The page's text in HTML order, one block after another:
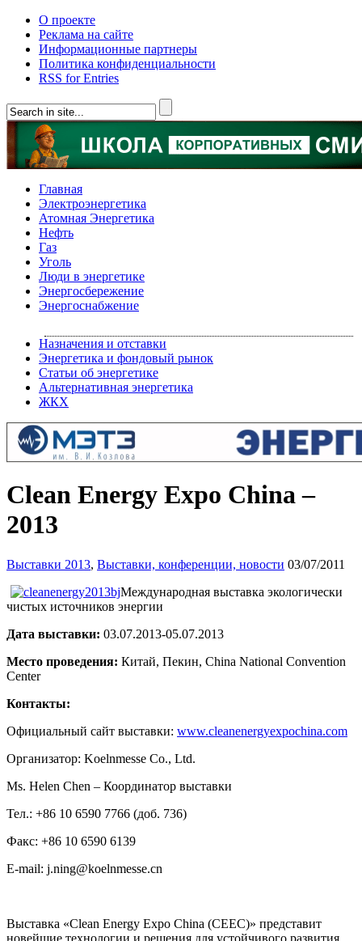
О проекте
Реклама на сайте
Информационные партнеры
Политика конфиденциальности
RSS for Entries
Главная
Электроэнергетика
Атомная Энергетика
Нефть
Газ
Уголь
Люди в энергетике
Энергосбережение
Энергоснабжение
Назначения и отставки
Энергетика и фондовый рынок
Статьи об энергетике
Альтернативная энергетика
ЖКХ
Clean Energy Expo China –
2013
Выставки 2013, Выставки, конференции, новости 03/07/2011
Международная выставка экологически
чистых источников энергии
Дата выставки: 03.07.2013-05.07.2013
Место проведения: Китай, Пекин, China National Convention
Center
Контакты:
Официальный сайт выставки: www.cleanenergyexpochina.com
Организатор: Koelnmesse Co., Ltd.
Ms. Helen Chen – Координатор выставки
Тел.: +86 10 6590 7766 (доб. 736)
Факс: +86 10 6590 6139
E-mail: j.ning@koelnmesse.cn
Выставка «Clean Energy Expo China (CEEC)» представит
новейшие технологии и решения для устойчивого развития